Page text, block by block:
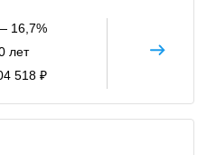
16,7%
лет
518 ₽